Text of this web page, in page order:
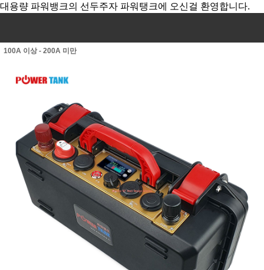
대용량 파워뱅크의 선두주자 파워탱크에 오신걸 환영합니다.
100A 이상 - 200A 미만